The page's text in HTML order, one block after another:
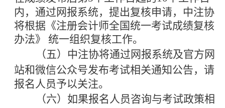
内，通过网报系统，提出复核申请，中注协
将根据《注册会计师全国统一考试成绩复核
办法》 统一组织复核工作。
（五）中注协将通过网报系统及官方网
站和微信公众号发布考试相关通知公告，请
报名人员予以关注。
（六）如果报名人员咨询与考试政策相